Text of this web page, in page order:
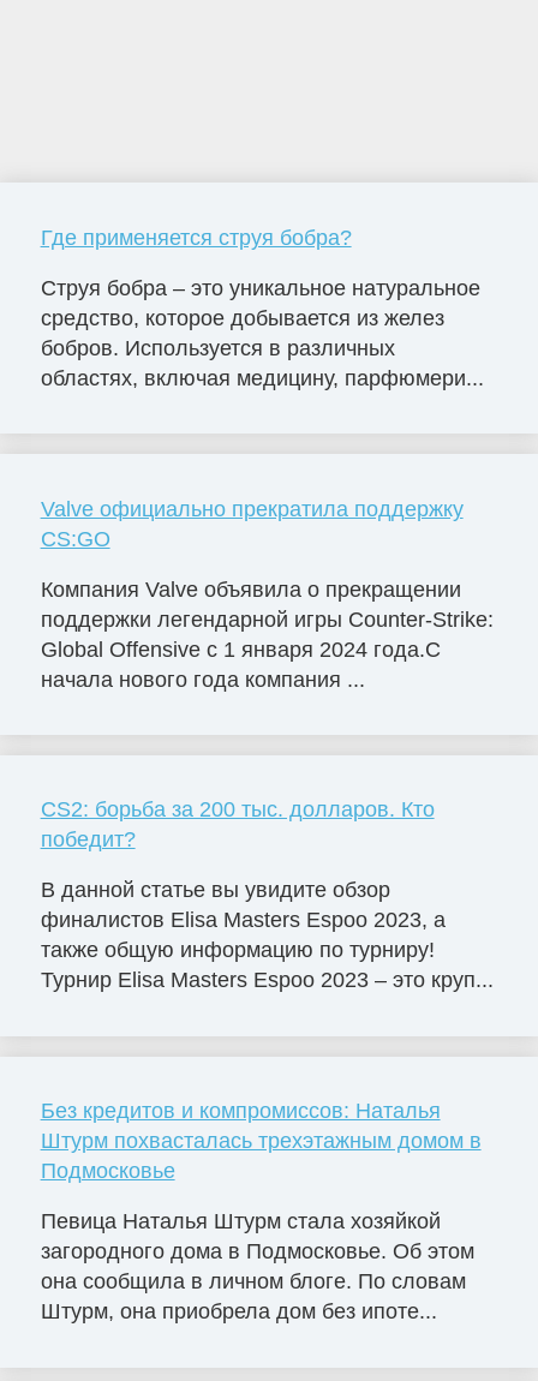
Где применяется струя бобра?
Струя бобра – это уникальное натуральное
средство, которое добывается из желез
бобров. Используется в различных
областях, включая медицину, парфюмери...
Valve официально прекратила поддержку
CS:GO
Компания Valve объявила о прекращении
поддержки легендарной игры Counter-Strike:
Global Offensive с 1 января 2024 года.С
начала нового года компания ...
CS2: борьба за 200 тыс. долларов. Кто
победит?
В данной статье вы увидите обзор
финалистов Elisa Masters Espoо 2023, а
также общую информацию по турниру!
Турнир Elisa Masters Espoo 2023 – это круп...
Без кредитов и компромиссов: Наталья
Штурм похвасталась трехэтажным домом в
Подмосковье
Певица Наталья Штурм стала хозяйкой
загородного дома в Подмосковье. Об этом
она сообщила в личном блоге. По словам
Штурм, она приобрела дом без ипоте...